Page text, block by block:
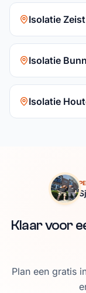
Isolatie Zeist
Isolatie
Isolatie
Klaar voor
Plan een gratis